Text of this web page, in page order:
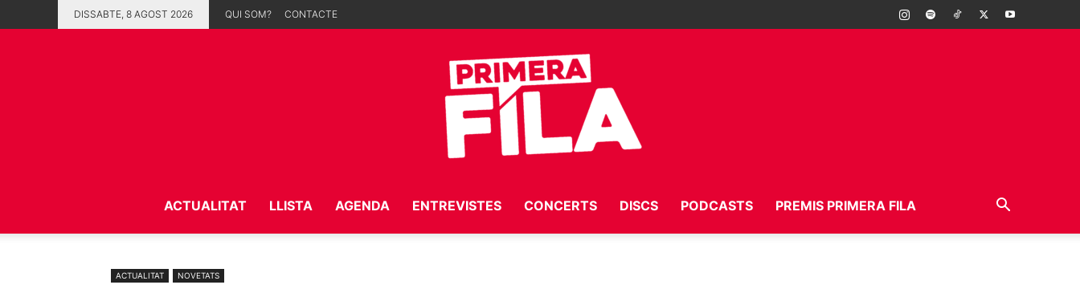
DISSABTE, 8 AGOST 2026 QUI SOM? CONTACTE
ACTUALITAT LLISTA AGENDA ENTREVISTES CONCERTS DISCS PODCASTS PREMIS PRIMERA FILA
ACTUALITAT NOVETATS